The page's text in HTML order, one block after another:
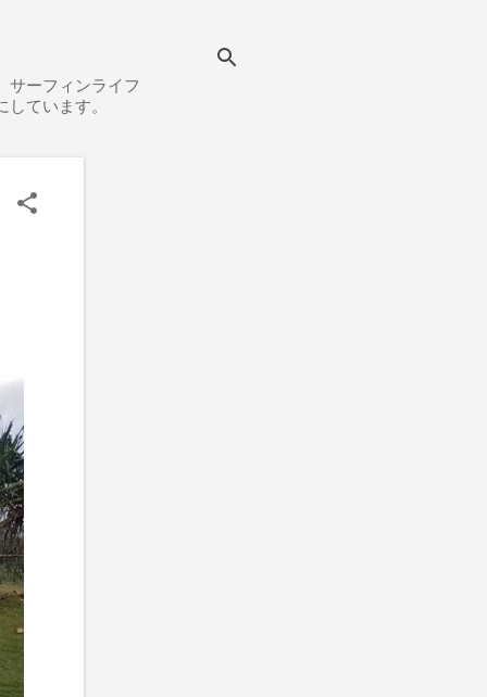
サーフィンライフ
ています。